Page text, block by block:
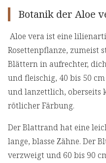
Botanik der Aloe
Aloe vera ist eine
Rosettenpflanze, zumeist
Blättern in aufrechter,
und fleischig, 40 bis 50
und lanzettlich, oberseits
rötlicher Färbung.
Der Blattrand hat eine
lange, blasse Zähne. Der
verzweigt und 60 bis 90